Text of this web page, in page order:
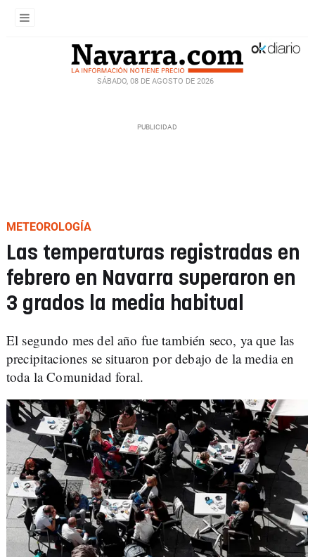
SÁBADO, 08 DE AGOSTO DE 2026
METEOROLOGÍA
Las temperaturas registradas en
febrero en Navarra superaron en
3 grados la media habitual
El segundo mes del año fue también seco, ya que las
precipitaciones se situaron por debajo de la media en
toda la Comunidad foral.